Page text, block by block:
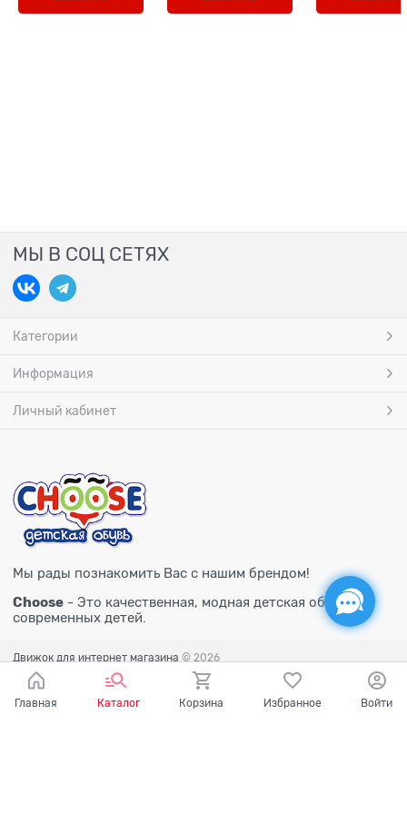
МЫ В СОЦ СЕТЯХ
Категории
Информация
Личный кабинет
Мы рады познакомить Вас с нашим брендом!
Choose - Это качественная, модная детская обувь для
современных детей.
Движок для интернет магазина © 2026
Главная Каталог Корзина Избранное Войти